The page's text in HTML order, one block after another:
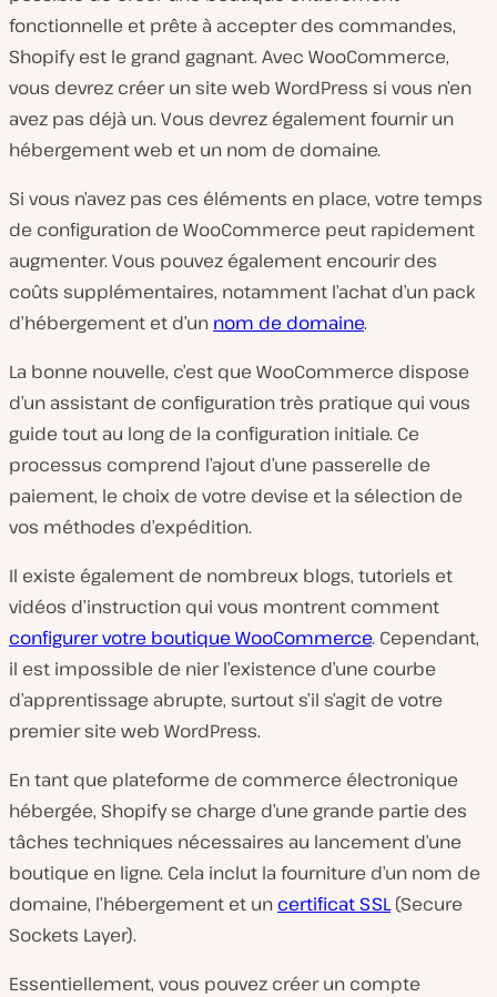
fonctionnelle et prête à accepter des commandes,
Shopify est le grand gagnant. Avec WooCommerce,
vous devrez créer un site web WordPress si vous n’en
avez pas déjà un. Vous devrez également fournir un
hébergement web et un nom de domaine.
Si vous n’avez pas ces éléments en place, votre temps
de configuration de WooCommerce peut rapidement
augmenter. Vous pouvez également encourir des
coûts supplémentaires, notamment l’achat d’un pack
d’hébergement et d’un nom de domaine.
La bonne nouvelle, c’est que WooCommerce dispose
d’un assistant de configuration très pratique qui vous
guide tout au long de la configuration initiale. Ce
processus comprend l’ajout d’une passerelle de
paiement, le choix de votre devise et la sélection de
vos méthodes d’expédition.
Il existe également de nombreux blogs, tutoriels et
vidéos d’instruction qui vous montrent comment
configurer votre boutique WooCommerce. Cependant,
il est impossible de nier l’existence d’une courbe
d’apprentissage abrupte, surtout s’il s’agit de votre
premier site web WordPress.
En tant que plateforme de commerce électronique
hébergée, Shopify se charge d’une grande partie des
tâches techniques nécessaires au lancement d’une
boutique en ligne. Cela inclut la fourniture d’un nom de
domaine, l’hébergement et un certificat SSL(Secure
Sockets Layer).
Essentiellement, vous pouvez créer un compte